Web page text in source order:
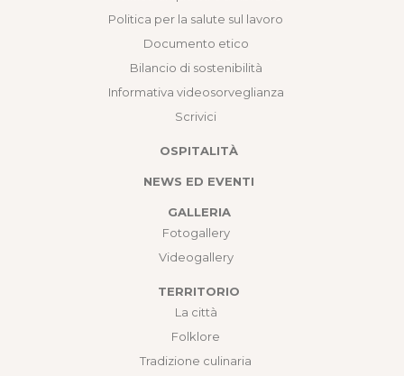
Politica per la salute sul lavoro
Documento etico
Bilancio di sostenibilità
Informativa videosorveglianza
Scrivici
OSPITALITÀ
NEWS ED EVENTI
GALLERIA
Fotogallery
Videogallery
TERRITORIO
La città
Folklore
Tradizione culinaria